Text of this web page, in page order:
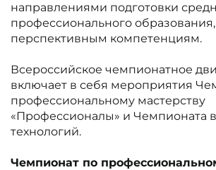
направлениями подготовки
профессионального
перспективным компетенциям.
Всероссийское чемпионатное
включает в себя мероприятия
профессиональному мастерству
«Профессионалы» и Чемпионата
технологий.
Чемпионат по